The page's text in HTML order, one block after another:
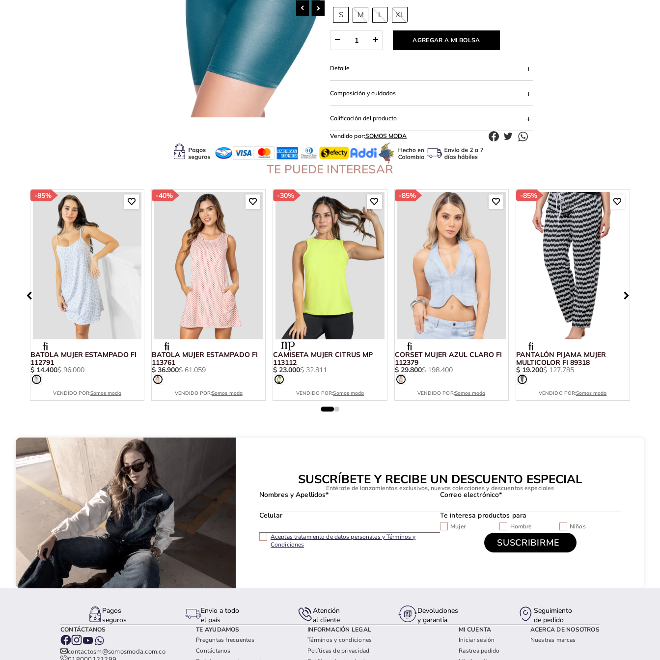
S M L XL
AGREGAR A MI BOLSA
Detalle
Composición y cuidados
Calificación del producto
Vendido por:SOMOS MODA
TE PUEDE INTERESAR
-85%
BATOLA MUJER ESTAMPADO FI
112791
$ 14.400$ 96.000
VENDIDO POR:Somos moda
-40%
BATOLA MUJER ESTAMPADO FI
113761
$ 36.900$ 61.059
VENDIDO POR:Somos moda
-30%
CAMISETA MUJER CITRUS MP
113112
$ 23.000$ 32.811
VENDIDO POR:Somos moda
-85%
CORSET MUJER AZUL CLARO FI
112379
$ 29.800$ 198.400
VENDIDO POR:Somos moda
-85%
PANTALÓN PIJAMA MUJER
MULTICOLOR FI 89318
$ 19.200$ 127.785
VENDIDO POR:Somos moda
SUSCRÍBETE Y RECIBE UN DESCUENTO ESPECIAL
Entérate de lanzamientos exclusivos, nuevas colecciones y descuentos especiales
Nombres y Apellidos* Correo electrónico*
Celular Te interesa productos para
Mujer Hombre
Niños
Aceptas tratamiento de datos personales y Términos y
Condiciones
Pagos
seguros
Envio a todo
el país
Atención
al cliente
Devoluciones
y garantía
Seguimiento
de pedido
CONTÁCTANOS
contactosm@somosmoda.com.co
TE AYUDAMOS
Preguntas frecuentes
Contáctanos
INFORMACIÓN LEGAL
Términos y condiciones
Políticas de privacidad
MI CUENTA
Iniciar sesión
Rastrea pedido
ACERCA DE NOSOTROS
Nuestras marcas